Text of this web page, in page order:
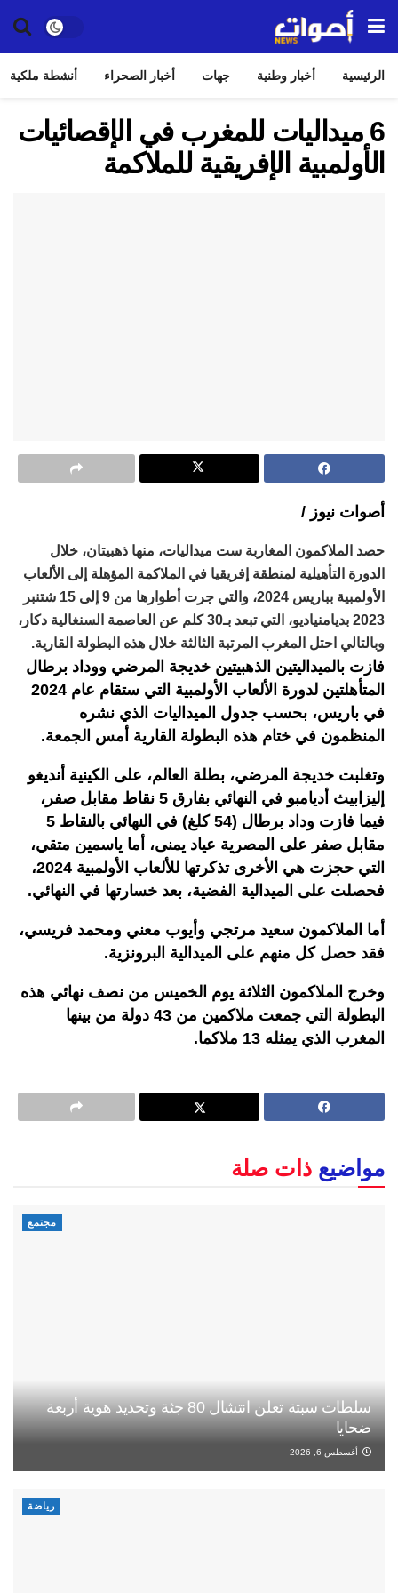
الرئيسية أخبار وطنية جهات أخبار الصحراء أنشطة ملكية
6 ميداليات للمغرب في الإقصائيات
الأولمبية الإفريقية للملاكمة
أصوات نيوز /
حصد الملاكمون المغاربة ست ميداليات، منها ذهبيتان، خلال
الدورة التأهيلية لمنطقة إفريقيا في الملاكمة المؤهلة إلى الألعاب
الأولمبية بباريس 2024، والتي جرت أطوارها من 9 إلى 15 شتنبر
2023 بديامنياديو، التي تبعد بـ30 كلم عن العاصمة السنغالية دكار،
وبالتالي احتل المغرب المرتبة الثالثة خلال هذه البطولة القارية.
فازت بالميداليتين الذهبيتين خديجة المرضي ووداد برطال
المتأهلتين لدورة الألعاب الأولمبية التي ستقام عام 2024
في باريس، بحسب جدول الميداليات الذي نشره
المنظمون في ختام هذه البطولة القارية أمس الجمعة.
وتغلبت خديجة المرضي، بطلة العالم، على الكينية أنديغو
إليزابيث أديامبو في النهائي بفارق 5 نقاط مقابل صفر،
فيما فازت وداد برطال (54 كلغ) في النهائي بالنقاط 5
مقابل صفر على المصرية عياد يمنى، أما ياسمين متقي،
التي حجزت هي الأخرى تذكرتها للألعاب الأولمبية 2024،
فحصلت على الميدالية الفضية، بعد خسارتها في النهائي.
أما الملاكمون سعيد مرتجي وأيوب معني ومحمد فريسي،
فقد حصل كل منهم على الميدالية البرونزية.
وخرج الملاكمون الثلاثة يوم الخميس من نصف نهائي هذه
البطولة التي جمعت ملاكمين من 43 دولة من بينها
المغرب الذي يمثله 13 ملاكما.
مواضيع ذات صلة
مجتمع
سلطات سبتة تعلن انتشال 80 جثة وتحديد هوية أربعة
ضحايا
أغسطس 6, 2026
رياضة